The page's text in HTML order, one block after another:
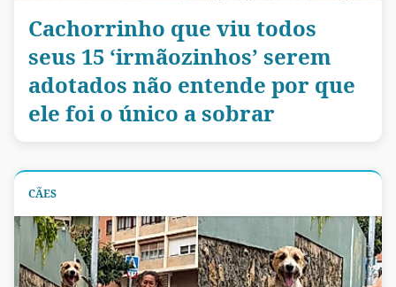
Cachorrinho que viu todos
seus 15 ‘irmãozinhos’ serem
adotados não entende por que
ele foi o único a sobrar
CÃES